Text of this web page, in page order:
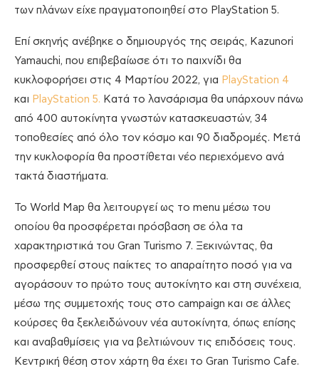
των πλάνων είχε πραγματοποιηθεί στο PlayStation 5.
Επί σκηνής ανέβηκε ο δημιουργός της σειράς, Kazunori
Yamauchi, που επιβεβαίωσε ότι το παιχνίδι θα
κυκλοφορήσει στις 4 Μαρτίου 2022, για PlayStation 4
και PlayStation 5. Κατά το λανσάρισμα θα υπάρχουν πάνω
από 400 αυτοκίνητα γνωστών κατασκευαστών, 34
τοποθεσίες από όλο τον κόσμο και 90 διαδρομές. Μετά
την κυκλοφορία θα προστίθεται νέο περιεχόμενο ανά
τακτά διαστήματα.
Το World Map θα λειτουργεί ως το menu μέσω του
οποίου θα προσφέρεται πρόσβαση σε όλα τα
χαρακτηριστικά του Gran Turismo 7. Ξεκινώντας, θα
προσφερθεί στους παίκτες το απαραίτητο ποσό για να
αγοράσουν το πρώτο τους αυτοκίνητο και στη συνέχεια,
μέσω της συμμετοχής τους στο campaign και σε άλλες
κούρσες θα ξεκλειδώνουν νέα αυτοκίνητα, όπως επίσης
και αναβαθμίσεις για να βελτιώνουν τις επιδόσεις τους.
Κεντρική θέση στον χάρτη θα έχει το Gran Turismo Cafe.